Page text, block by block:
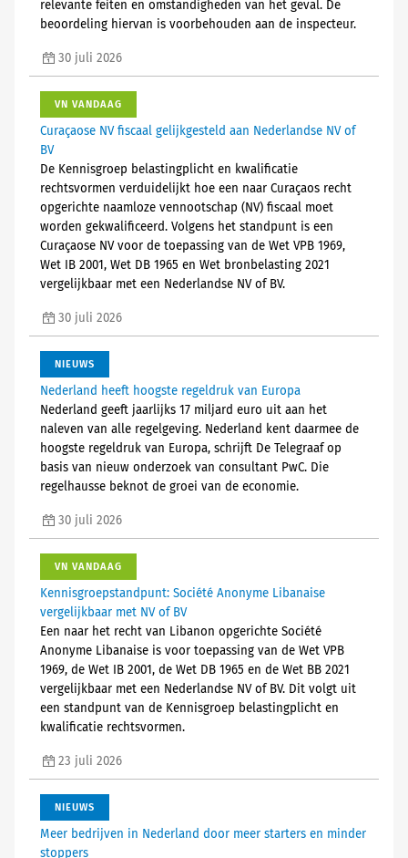
relevante feiten en omstandigheden van het geval. De
beoordeling hiervan is voorbehouden aan de inspecteur.
30 juli 2026
VN VANDAAG
Curaçaose NV fiscaal gelijkgesteld aan Nederlandse NV of
BV
De Kennisgroep belastingplicht en kwalificatie
rechtsvormen verduidelijkt hoe een naar Curaçaos recht
opgerichte naamloze vennootschap (NV) fiscaal moet
worden gekwalificeerd. Volgens het standpunt is een
Curaçaose NV voor de toepassing van de Wet VPB 1969,
Wet IB 2001, Wet DB 1965 en Wet bronbelasting 2021
vergelijkbaar met een Nederlandse NV of BV.
30 juli 2026
NIEUWS
Nederland heeft hoogste regeldruk van Europa
Nederland geeft jaarlijks 17 miljard euro uit aan het
naleven van alle regelgeving. Nederland kent daarmee de
hoogste regeldruk van Europa, schrijft De Telegraaf op
basis van nieuw onderzoek van consultant PwC. Die
regelhausse beknot de groei van de economie.
30 juli 2026
VN VANDAAG
Kennisgroepstandpunt: Société Anonyme Libanaise
vergelijkbaar met NV of BV
Een naar het recht van Libanon opgerichte Société
Anonyme Libanaise is voor toepassing van de Wet VPB
1969, de Wet IB 2001, de Wet DB 1965 en de Wet BB 2021
vergelijkbaar met een Nederlandse NV of BV. Dit volgt uit
een standpunt van de Kennisgroep belastingplicht en
kwalificatie rechtsvormen.
23 juli 2026
NIEUWS
Meer bedrijven in Nederland door meer starters en minder
stoppers